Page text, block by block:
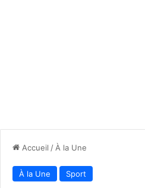
Accueil / À la Une
À la Une Sport